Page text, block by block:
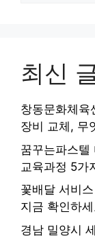
최신
창동문화체
장비 교체, 무
꿈꾸는파스텔
교육과정 5가
꽃배달 서비
지금 확인하
경남 밀양시